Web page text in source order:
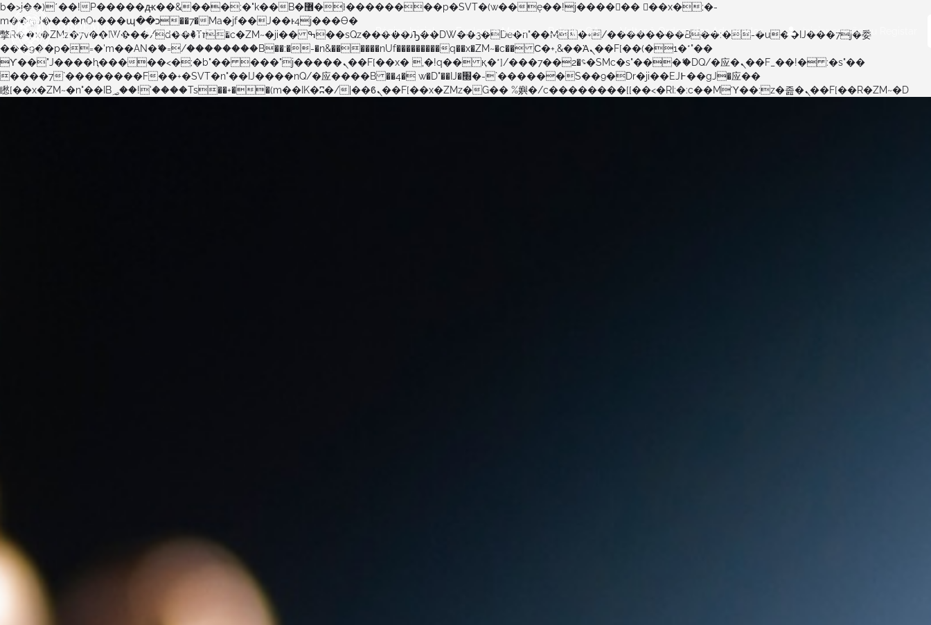
b�>j��)΄��!P�����ԫ��&���;�"k��B�޶�}��������p�SVT�(w��ę��!j������ ��x�;�-
m��@J����nQ+���պ��כ��7�Ma�jf��J��ͱ4j���Ѳ�
撆R��x�ZMz�7v��IW���/d��ٞ�Тז�c�ZM~�ji�� ߒ��sQz�����Ԡ��DW��3�De�n"��M�+/��������B��:�-�u��IJ���7j�委
���9��p�=�'m��AN�ޭ�=/��������B��:�-�n&������nUf���������q��x�ZM~�c�� Ϲ�+,&��Ὰܢ��F[��(�1�*"��
ϒ��"J����ԧ�����<�;�b"�� ���"j�����ܢ��F[��x� ,�!q�� қ�*]/���؝�2��7�SMc�s"���ޭ�DQ/�应�ܢ��F_��!� :�s"��
����7`��������F��+�SVT�n"��IJ����nQ/�应����B ��4� w�D"��IJ�׭�-`������S��9�Dr�ji��EJ߅��gJ�应��
矁[��x�ZM~�n"��IB؃��!'����Тѕ��+��(m��IK�ʭ�/|��ϐܢ��F[��x�ZMz�G�� %嬩�/c��������[[��<�RI:�:c��MΎ��:z�졾�ܢ��F[��R�ZM~�D
Página Inicial Explore o Mapa Boletim OA Voltar à Ordem dos Advogados Iniciar sessão ou